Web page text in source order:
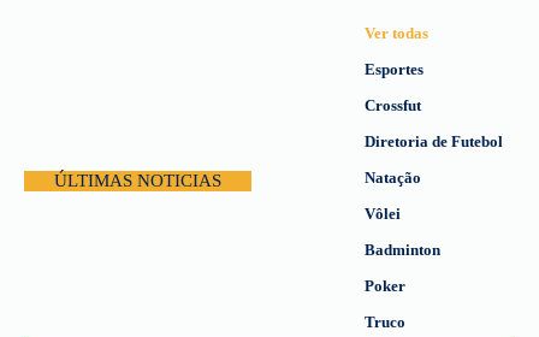
ÚLTIMAS NOTICIAS
Ver todas
Esportes
Crossfut
Diretoria de Futebol
Natação
Vôlei
Badminton
Poker
Truco